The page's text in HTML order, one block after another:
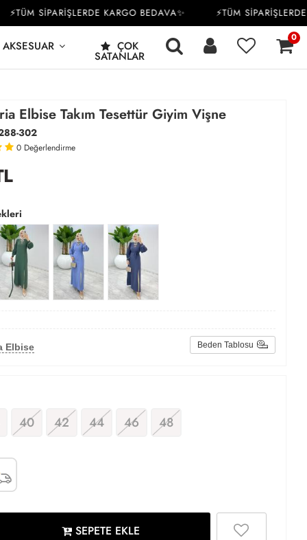
SİPARİŞLERDE KARGO BEDAVA✨ ⚡TÜM SİPARİŞLERDE
AKSESUAR ÇOK
SATANLAR
0
Elbise Takım Tesettür Giyim Vişne
302
0 Değerlendirme
Elbise Beden Tablosu
40 42 44 46 48
SEPETE EKLE